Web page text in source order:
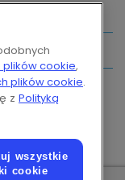
Inc.
plików cookie
plików cookie,
plików cookie.
z Polityką
wszystkie
cookie